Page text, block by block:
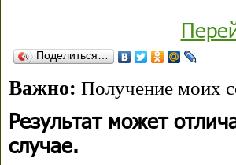
Поделиться…
Важно: Получение моих
Результат может
случае.